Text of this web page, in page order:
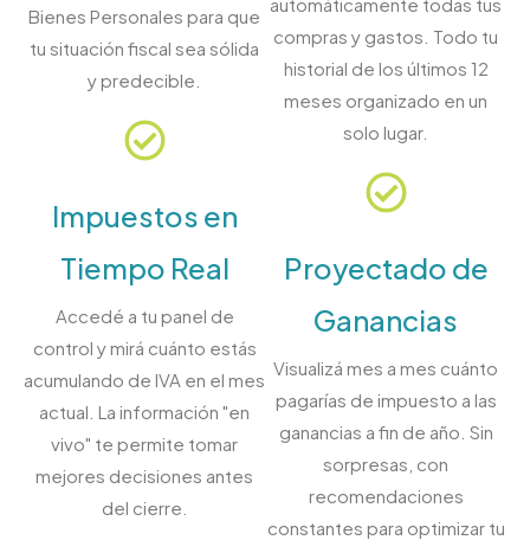
Bienes Personales para que
tu situación fiscal sea sólida
y predecible.
Impuestos en
Tiempo Real
Accedé a tu panel de
control y mirá cuánto estás
acumulando de IVA en el mes
actual. La información "en
vivo" te permite tomar
mejores decisiones antes
del cierre.
compras y gastos. Todo tu
historial de los últimos 12
meses organizado en un
solo lugar.
Proyectado de
Ganancias
Visualizá mes a mes cuánto
pagarías de impuesto a las
ganancias a fin de año. Sin
sorpresas, con
recomendaciones
constantes para optimizar tu